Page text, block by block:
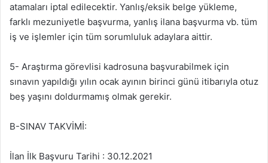
atamaları iptal edilecektir. Yanlış/eksik belge yükleme,
farklı mezuniyetle başvurma, yanlış ilana başvurma vb. tüm
iş ve işlemler için tüm sorumluluk adaylara aittir.
5- Araştırma görevlisi kadrosuna başvurabilmek için
sınavın yapıldığı yılın ocak ayının birinci günü itibarıyla otuz
beş yaşını doldurmamış olmak gerekir.
B-SINAV TAKVİMİ:
İlan İlk Başvuru Tarihi : 30.12.2021